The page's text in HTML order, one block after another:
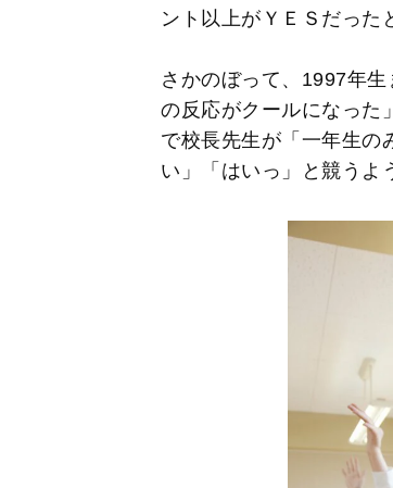
ント以上がＹＥＳだった
さかのぼって、1997年
の反応がクールになった
で校長先生が「一年生の
い」「はいっ」と競うよ